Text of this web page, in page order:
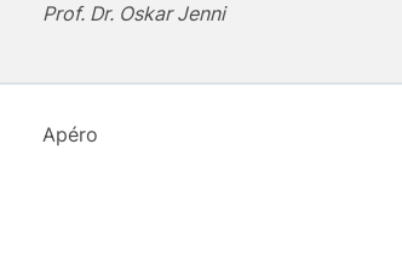
Prof. Dr. Oskar Jenni
Apéro